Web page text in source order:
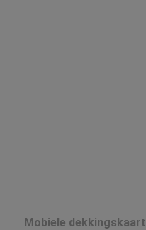
Mobiele dekkingskaart